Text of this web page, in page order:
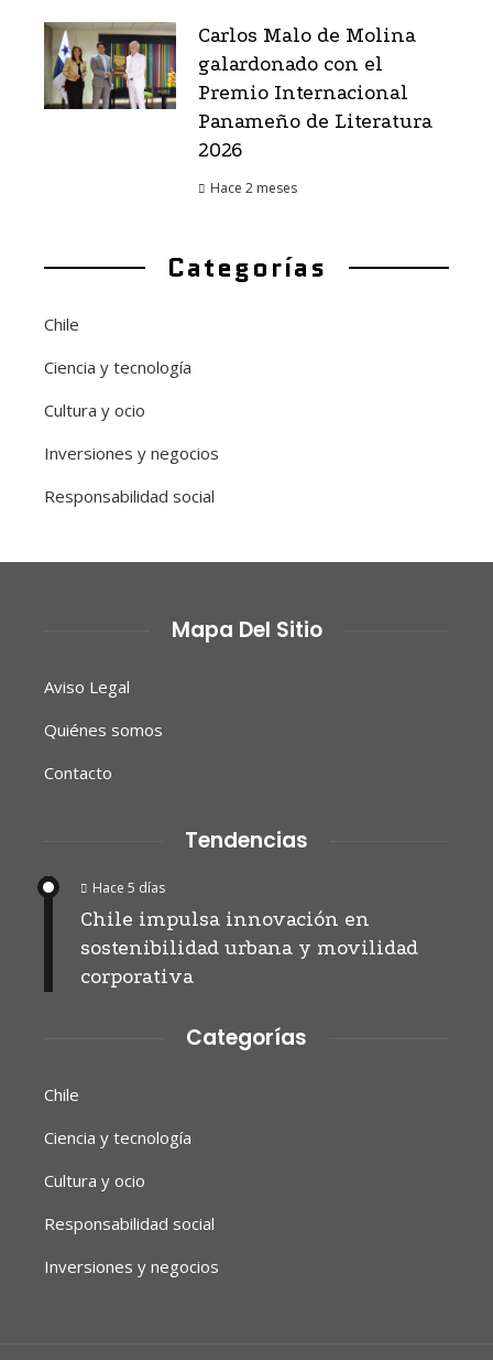
Carlos Malo de Molina
galardonado con el
Premio Internacional
Panameño de Literatura
2026
Hace 2 meses
Categorías
Chile
Ciencia y tecnología
Cultura y ocio
Inversiones y negocios
Responsabilidad social
Mapa Del Sitio
Aviso Legal
Quiénes somos
Contacto
Tendencias
Hace 5 días
Chile impulsa innovación en
sostenibilidad urbana y movilidad
corporativa
Categorías
Chile
Ciencia y tecnología
Cultura y ocio
Responsabilidad social
Inversiones y negocios